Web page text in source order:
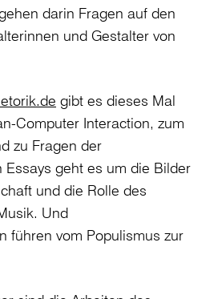
darin Fragen auf den
und Gestalter von
gibt es dieses Mal
Computer Interaction, zum
zu Fragen der
Essays geht es um die Bilder
und die Rolle des
Und
führen vom Populismus zur